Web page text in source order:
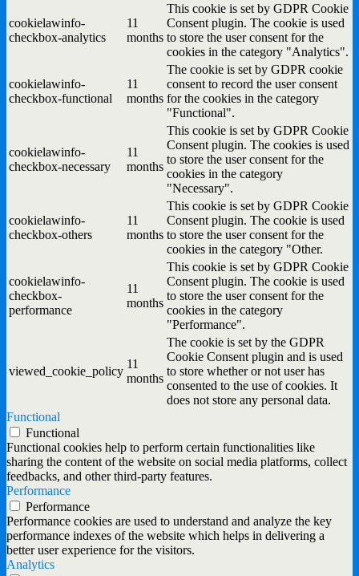
cookielawinfo-
checkbox-analytics
11
months
This cookie is set by GDPR Cookie
Consent plugin. The cookie is used
to store the user consent for the
cookies in the category "Analytics".
cookielawinfo-
checkbox-functional
11
months
The cookie is set by GDPR cookie
consent to record the user consent
for the cookies in the category
"Functional".
cookielawinfo-
checkbox-necessary
11
months
This cookie is set by GDPR Cookie
Consent plugin. The cookies is used
to store the user consent for the
cookies in the category
"Necessary".
cookielawinfo-
checkbox-others
11
months
This cookie is set by GDPR Cookie
Consent plugin. The cookie is used
to store the user consent for the
cookies in the category "Other.
cookielawinfo-
checkbox-
performance
11
months
This cookie is set by GDPR Cookie
Consent plugin. The cookie is used
to store the user consent for the
cookies in the category
"Performance".
viewed_cookie_policy
11
months
The cookie is set by the GDPR
Cookie Consent plugin and is used
to store whether or not user has
consented to the use of cookies. It
does not store any personal data.
Functional
Functional
Functional cookies help to perform certain functionalities like
sharing the content of the website on social media platforms, collect
feedbacks, and other third-party features.
Performance
Performance
Performance cookies are used to understand and analyze the key
performance indexes of the website which helps in delivering a
better user experience for the visitors.
Analytics